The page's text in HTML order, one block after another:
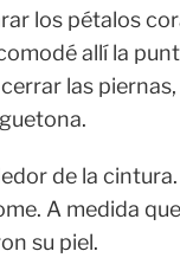
los pétalos
allí la
las
de la
A medida
su piel.